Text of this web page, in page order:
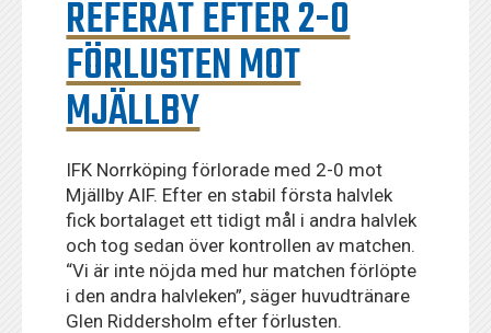
REFERAT EFTER 2-0
FÖRLUSTEN MOT
MJÄLLBY
IFK Norrköping förlorade med 2-0 mot
Mjällby AIF. Efter en stabil första halvlek
fick bortalaget ett tidigt mål i andra halvlek
och tog sedan över kontrollen av matchen.
“Vi är inte nöjda med hur matchen förlöpte
i den andra halvleken”, säger huvudtränare
Glen Riddersholm efter förlusten.